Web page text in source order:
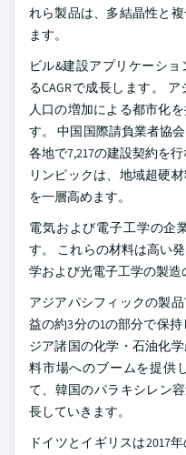
れら製品は、多結晶性と
ます。
ビル&建設アプリケーショ
るCAGRで成長します。
人口の増加による都市化
す。 中国国際請負業者協
各地で7,217の建設契約を
リンピックは、地域超硬
を一層高めます。
電気および電子工学の企
す。 これらの材料は高い
学および光電子工学の製造
アジアパシフィックの製
益の約3分の1の部分で保
ジア諸国の化学・石油化
料市場へのブームを提供
て、韓国のパラキシレン
長していきます。
ドイツとイギリスは2017